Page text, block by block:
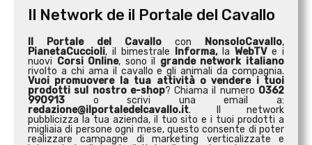
Il Network de il Portale del Cavallo
Il Portale del Cavallo con NonsoloCavallo,
PianetaCuccioli, il bimestrale Informa,laWebTVe i
nuovi Corsi Online, sono il grande network italiano
rivolto a chi ama il cavallo e gli animali da compagnia.
Vuoi promuovere la tua attività ovendere i tuoi
prodotti sul nostro e-shop? Chiama il numero 0362
990913 o scrivi una email a:
redazione@ilportaledelcavallo.it. Il network
pubblicizza la tua azienda, il tuo sito e i tuoi prodotti a
migliaia di persone ogni mese, questo consente di poter
realizzare campagne di marketing verticalizzate e